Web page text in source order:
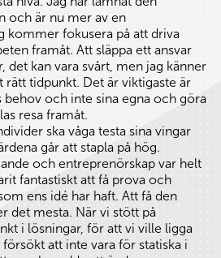
och är nu mer av en
kommer fokusera på att driva
framåt. Att släppa ett ansvar
det kan vara svårt, men jag känner
rätt tidpunkt. Det är viktigaste är
behov och inte sina egna och göra
resa framåt.
ska våga testa sina vingar
går att stapla på hög.
och entreprenörskap var helt
fantastiskt att få prova och
ens idé har haft. Att få den
det mesta. När vi stött på
i lösningar, för att vi ville ligga
att inte vara för statiska i